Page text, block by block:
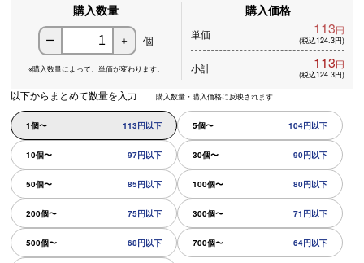
購入数量
ー ＋ 個
※購入数量によって、 単価が変わります。
購入価格
単価 113円
(税込124.3円)
小計 113円
(税込124.3円)
以下からまとめて数量を入力 購入数量・購入価格に反映されます
1個〜 113円以下 5個〜 104円以下
10個〜 97円以下 30個〜 90円以下
50個〜 85円以下 100個〜 80円以下
200個〜 75円以下 300個〜 71円以下
500個〜 68円以下 700個〜 64円以下